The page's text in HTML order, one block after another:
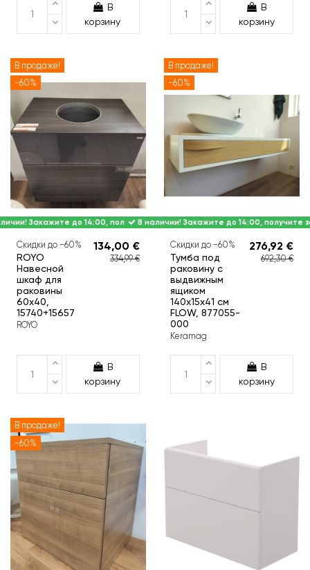
В
корзину
В
корзину
В продаже!
-60%
Закажите до 14:00, получите завтра.
Скидки до −60%
ROYO
Навесной
шкаф для
раковины
60х40,
15740+15657
ROYO
134,00 €
334,99 €
В
корзину
В продаже!
-60%
В наличии! Закажите до 14:00, получите
Скидки до −60%
Тумба под
раковину с
выдвижным
ящиком
140x15x41 см
FLOW, 877055-
000
Keramag
276,92 €
692,30 €
В
корзину
В продаже!
-60%